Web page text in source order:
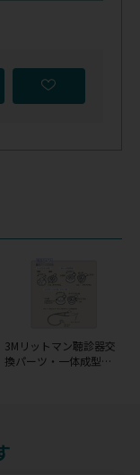
3Mリットマン聴診器交
換パーツ・一体成型ダ